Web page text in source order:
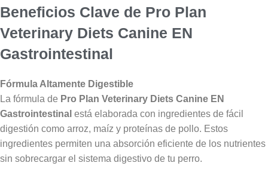
Beneficios Clave de Pro Plan
Veterinary Diets Canine EN
Gastrointestinal
Fórmula Altamente Digestible
La fórmula de Pro Plan Veterinary Diets Canine EN
Gastrointestinal está elaborada con ingredientes de fácil
digestión como arroz, maíz y proteínas de pollo. Estos
ingredientes permiten una absorción eficiente de los nutrientes
sin sobrecargar el sistema digestivo de tu perro.